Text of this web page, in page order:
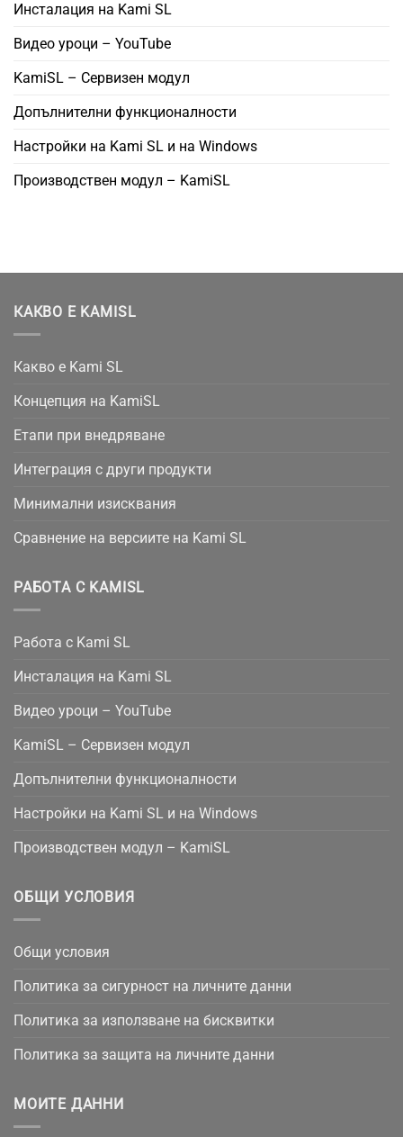
Инсталация на Kami SL
Видео уроци – YouTube
KamiSL – Сервизен модул
Допълнителни функционалности
Настройки на Kami SL и на Windows
Производствен модул – KamiSL
КАКВО Е KAMISL
Какво е Kami SL
Концепция на KamiSL
Етапи при внедряване
Интеграция с други продукти
Минимални изисквания
Сравнение на версиите на Kami SL
РАБОТА С KAMISL
Работа с Kami SL
Инсталация на Kami SL
Видео уроци – YouTube
KamiSL – Сервизен модул
Допълнителни функционалности
Настройки на Kami SL и на Windows
Производствен модул – KamiSL
ОБЩИ УСЛОВИЯ
Общи условия
Политика за сигурност на личните данни
Политика за използване на бисквитки
Политика за защита на личните данни
МОИТЕ ДАННИ